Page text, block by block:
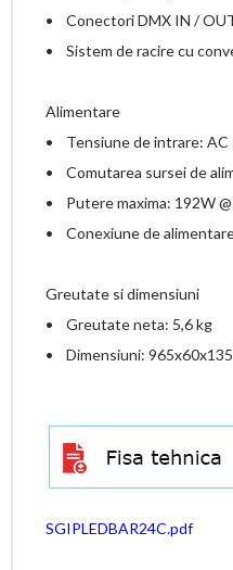
• Conectori DMX IN /
• Sistem de racire cu
Alimentare
• Tensiune de intrare: AC
• Comutarea sursei de
• Putere maxima: 192W
• Conexiune de
Greutate si dimensiuni
• Greutate neta: 5,6 kg
• Dimensiuni: 965x60x135
SGIPLEDBAR24C.pdf